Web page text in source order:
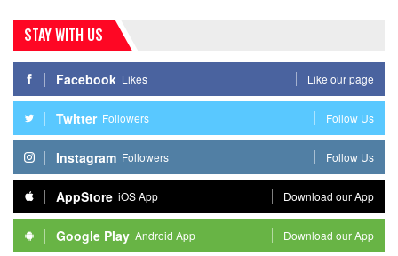
STAY WITH US
Facebook Likes Like our page
Twitter Followers Follow Us
Instagram Followers Follow Us
AppStore iOS App Download our App
Google Play Android App Download our App